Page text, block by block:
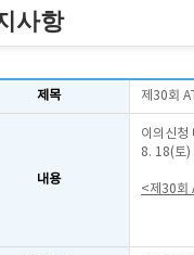
사항
제목 제30회
내용
이의신청
8. 18(토)
<제30회